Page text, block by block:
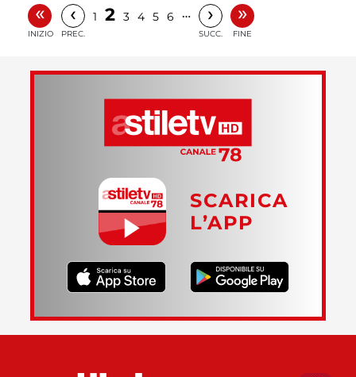
«
INIZIO
‹
PREC.
1 2 3 4 5 6 … ›
SUCC.
»
FINE
SCARICA
L’APP